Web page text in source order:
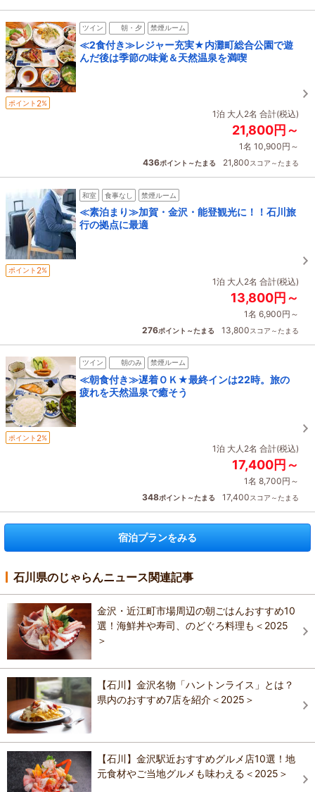
ツイン 朝・夕 禁煙ルーム
≪2食付き≫レジャー充実★内灘町総合公園で遊
んだ後は季節の味覚＆天然温泉を満喫
ポイント 2%
1泊 大人2名 合計(税込)
21,800円～
1名 10,900円～
436ポイント～たまる 21,800スコア～たまる
和室 食事なし 禁煙ルーム
≪素泊まり≫加賀・金沢・能登観光に！！石川旅
行の拠点に最適
ポイント 2%
1泊 大人2名 合計(税込)
13,800円～
1名 6,900円～
276ポイント～たまる 13,800スコア～たまる
ツイン 朝のみ 禁煙ルーム
≪朝食付き≫遅着ＯＫ★最終インは22時。旅の
疲れを天然温泉で癒そう
ポイント 2%
1泊 大人2名 合計(税込)
17,400円～
1名 8,700円～
348ポイント～たまる 17,400スコア～たまる
宿泊プランをみる
石川県のじゃらんニュース関連記事
金沢・近江町市場周辺の朝ごはんおすすめ10
選！海鮮丼や寿司、のどぐろ料理も＜2025
＞
【石川】金沢名物「ハントンライス」とは？
県内のおすすめ7店を紹介＜2025＞
【石川】金沢駅近おすすめグルメ店10選！地
元食材やご当地グルメも味わえる＜2025＞